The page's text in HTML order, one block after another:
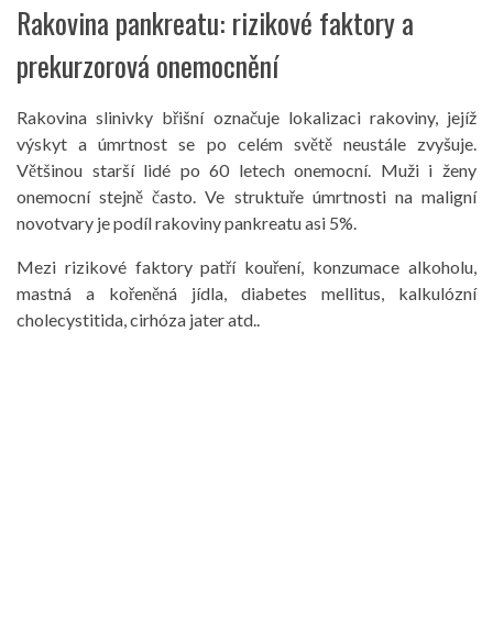
Rakovina pankreatu: rizikové faktory a
prekurzorová onemocnění
Rakovina slinivky břišní označuje lokalizaci rakoviny, jejíž
výskyt a úmrtnost se po celém světě neustále zvyšuje.
Většinou starší lidé po 60 letech onemocní. Muži i ženy
onemocní stejně často. Ve struktuře úmrtnosti na maligní
novotvary je podíl rakoviny pankreatu asi 5%.
Mezi rizikové faktory patří kouření, konzumace alkoholu,
mastná a kořeněná jídla, diabetes mellitus, kalkulózní
cholecystitida, cirhóza jater atd..